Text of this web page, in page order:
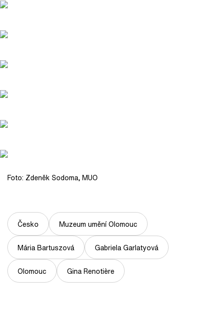
Foto: Zdeněk Sodoma, MUO
Česko Muzeum umění Olomouc
Mária Bartuszová Gabriela Garlatyová
Olomouc Gina Renotière